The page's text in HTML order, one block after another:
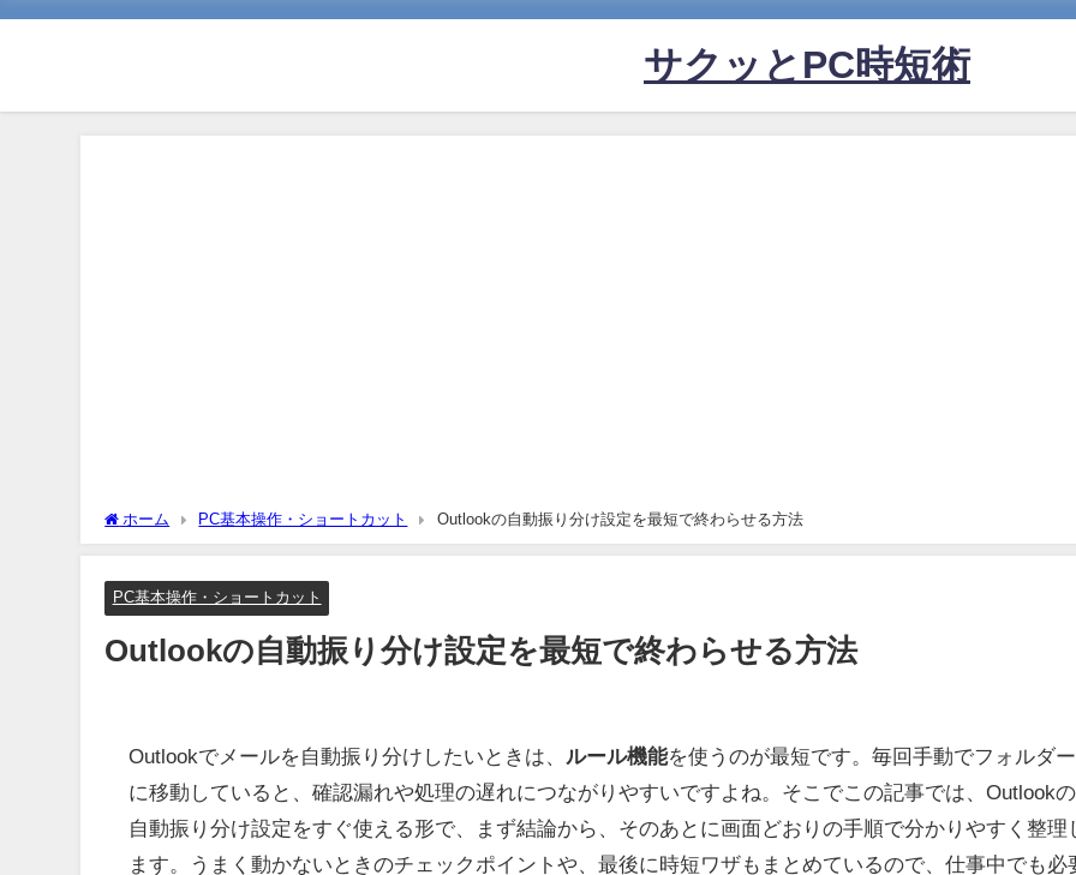
サクッとPC時短術
ホーム PC基本操作・ショートカット Outlookの自動振り分け設定を最短で終わらせる方法
PC基本操作・ショートカット
Outlookの自動振り分け設定を最短で終わらせる方法
Outlookでメールを自動振り分けしたいときは、 ルール機能を使うのが最短です。毎回手動でフォルダー
に移動していると、確認漏れや処理の遅れにつながりやすいですよね。そこでこの記事では、Outlookの
自動振り分け設定をすぐ使える形で、まず結論から、そのあとに画面どおりの手順で分かりやすく整理
ます。うまく動かないときのチェックポイントや、最後に時短ワザもまとめているので、仕事中でも必